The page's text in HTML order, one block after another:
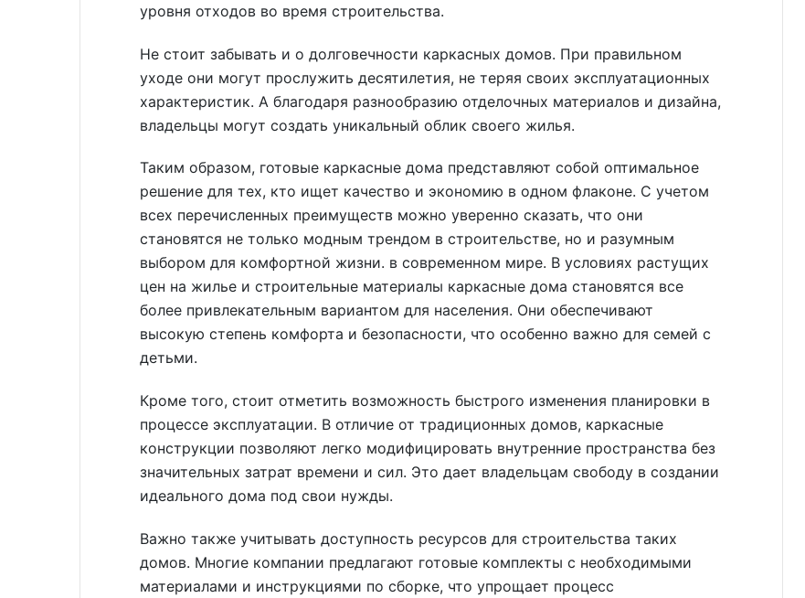
уровня отходов во время строительства.
Не стоит забывать и о долговечности каркасных домов. При правильном
уходе они могут прослужить десятилетия, не теряя своих эксплуатационных
характеристик. А благодаря разнообразию отделочных материалов и дизайна,
владельцы могут создать уникальный облик своего жилья.
Таким образом, готовые каркасные дома представляют собой оптимальное
решение для тех, кто ищет качество и экономию в одном флаконе. С учетом
всех перечисленных преимуществ можно уверенно сказать, что они
становятся не только модным трендом в строительстве, но и разумным
выбором для комфортной жизни. в современном мире. В условиях растущих
цен на жилье и строительные материалы каркасные дома становятся все
более привлекательным вариантом для населения. Они обеспечивают
высокую степень комфорта и безопасности, что особенно важно для семей с
детьми.
Кроме того, стоит отметить возможность быстрого изменения планировки в
процессе эксплуатации. В отличие от традиционных домов, каркасные
конструкции позволяют легко модифицировать внутренние пространства без
значительных затрат времени и сил. Это дает владельцам свободу в создании
идеального дома под свои нужды.
Важно также учитывать доступность ресурсов для строительства таких
домов. Многие компании предлагают готовые комплекты с необходимыми
материалами и инструкциями по сборке, что упрощает процесс